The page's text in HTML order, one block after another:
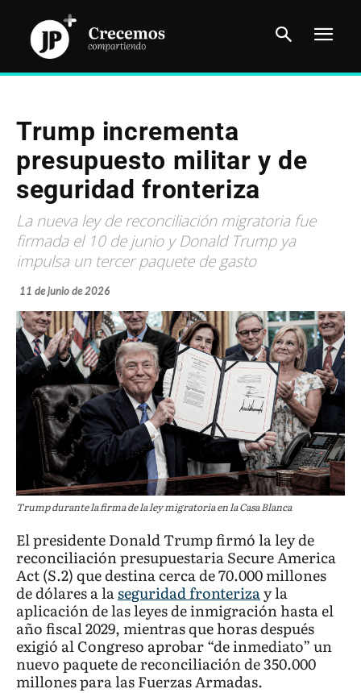
Trump incrementa
presupuesto militar y de
seguridad fronteriza
La nueva ley de reconciliación migratoria fue
firmada el 10 de junio y Donald Trump ya
impulsa un tercer paquete de gasto
11 de junio de 2026
Trump durante la firma de la ley migratoria en la Casa Blanca
El presidente Donald Trump firmó la ley de
reconciliación presupuestaria Secure America
Act (S.2) que destina cerca de 70.000 millones
de dólares a laseguridad fronterizay la
aplicación de las leyes de inmigración hasta el
año fiscal 2029, mientras que horas después
exigió al Congreso aprobar “de inmediato” un
nuevo paquete de reconciliación de 350.000
millones para las Fuerzas Armadas.